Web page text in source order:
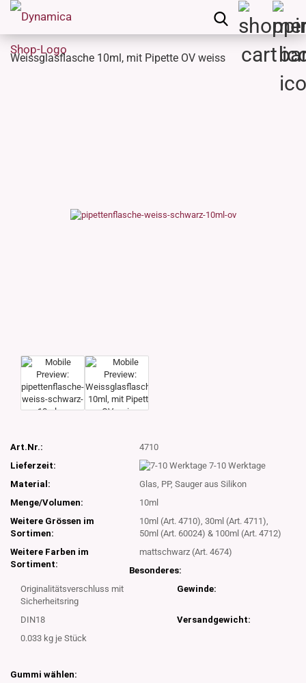
Weissglasflasche 10ml, mit Pipette OV weiss
Art.Nr.:
4710
Lieferzeit:
7-10 Werktage
Material:
Glas, PP, Sauger aus Silikon
Menge/Volumen:
10ml
Weitere Grössen im
Sortimen:
10ml (Art. 4710), 30ml (Art. 4711),
50ml (Art. 60024) & 100ml (Art. 4712)
Weitere Farben im
Sortiment:
mattschwarz (Art. 4674)
Besonderes:
Originalitätsverschluss mit
Sicherheitsring
Gewinde:
DIN18
Versandgewicht:
0.033 kg je Stück
Gummi wählen: